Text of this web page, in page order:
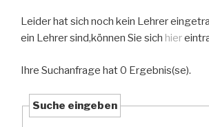
Leider hat sich noch kein Lehrer
ein Lehrer sind,können Sie sich hier
Ihre Suchanfrage hat 0 Ergebnis(se).
Suche eingeben